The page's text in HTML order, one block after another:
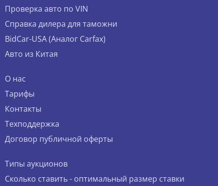
Проверка авто по VIN
Справка дилера для таможни
BidCar-USA (Аналог Carfax)
Авто из Китая
О нас
Тарифы
Контакты
Техподдержка
Договор публичной оферты
Типы аукционов
Сколько ставить - оптимальный размер ставки